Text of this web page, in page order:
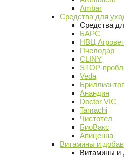
Ambar
Средства для
Средства
БАРС
НВЦ
Пчелодар
CLINY
STOP-
Veda
Анандин
Doctor VIC
Tamachi
Чистотел
БиоВакс
Апиценна
Витамины и
Витамины и